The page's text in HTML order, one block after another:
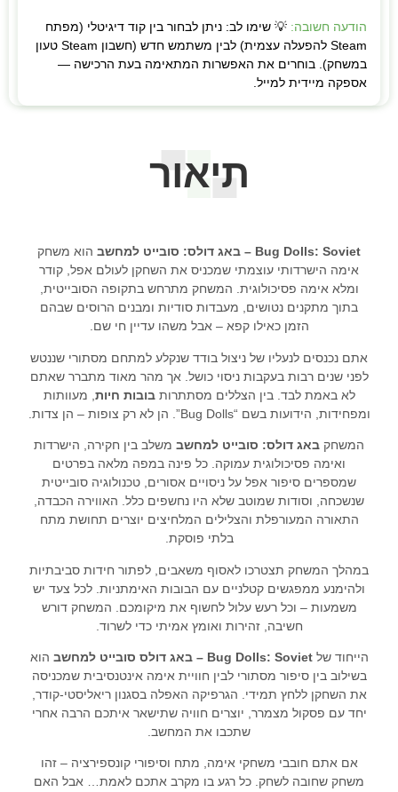
הודעה חשובה: 💡 שימו לב: ניתן לבחור בין קוד דיגיטלי (מפתח
Steam להפעלה עצמית) לבין משתמש חדש (חשבון Steam טעון
במשחק). בוחרים את האפשרות המתאימה בעת הרכישה —
אספקה מיידית למייל.
תיאור
Bug Dolls: Soviet – באג דולס: סובייט למחשב
הוא משחק
אימה הישרדותי עוצמתי שמכניס את השחקן לעולם אפל, קודר
ומלא אימה פסיכולוגית. המשחק מתרחש בתקופה הסובייטית,
בתוך מתקנים נטושים, מעבדות סודיות ומבנים הרוסים שבהם
הזמן כאילו קפא – אבל משהו עדיין חי שם.
אתם נכנסים לנעליו של ניצול בודד שנקלע למתחם מסתורי שננטש
לפני שנים רבות בעקבות ניסוי כושל. אך מהר מאוד מתברר שאתם
לא באמת לבד. בין הצללים מסתתרותבובות חיות , מעוותות
ומפחידות, הידועות בשם “Bug Dolls”. הן לא רק צופות – הן צדות.
המשחק באג דולס: סובייט למחשב משלב בין חקירה, הישרדות
ואימה פסיכולוגית עמוקה. כל פינה במפה מלאה בפרטים
שמספרים סיפור אפל על ניסויים אסורים, טכנולוגיה סובייטית
שנשכחה, וסודות שמוטב שלא היו נחשפים כלל. האווירה הכבדה,
התאורה המעורפלת והצלילים המלחיצים יוצרים תחושת מתח
בלתי פוסקת.
במהלך המשחק תצטרכו לאסוף משאבים, לפתור חידות סביבתיות
ולהימנע ממפגשים קטלניים עם הבובות האימתניות. לכל צעד יש
משמעות – וכל רעש עלול לחשוף את מיקומכם. המשחק דורש
חשיבה, זהירות ואומץ אמיתי כדי לשרוד.
הייחוד שלBug Dolls: Soviet – באג דולס סובייט למחשב
הוא
בשילוב בין סיפור מסתורי לבין חוויית אימה אינטנסיבית שמכניסה
את השחקן ללחץ תמידי. הגרפיקה האפלה בסגנון ריאליסטי-קודר,
יחד עם פסקול מצמרר, יוצרים חוויה שתישאר איתכם הרבה אחרי
שתכבו את המחשב.
אם אתם חובבי משחקי אימה, מתח וסיפורי קונספירציה – זהו
משחק שחובה לשחק. כל רגע בו מקרב אתכם לאמת… אבל האם